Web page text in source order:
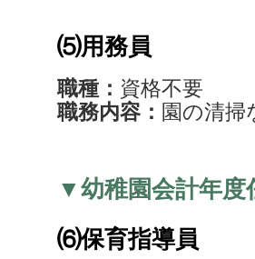
⑸用務員
職種： 資格不要
職務内容： 園の清掃
▼幼稚園会計年度
⑹保育指導員